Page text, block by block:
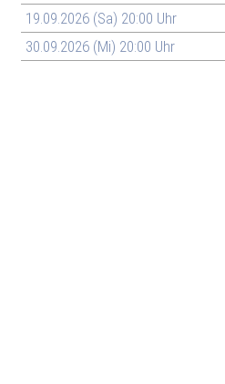
19.09.2026 (Sa) 20:00 Uhr
30.09.2026 (Mi) 20:00 Uhr